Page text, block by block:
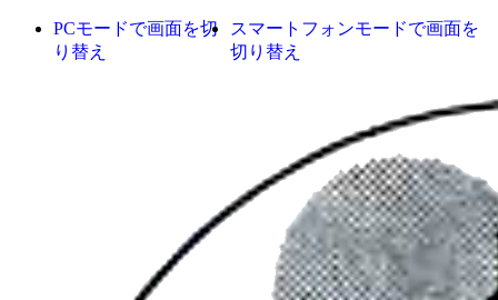
PCモードで画面を切
り替え
スマートフォンモードで画面を
切り替え